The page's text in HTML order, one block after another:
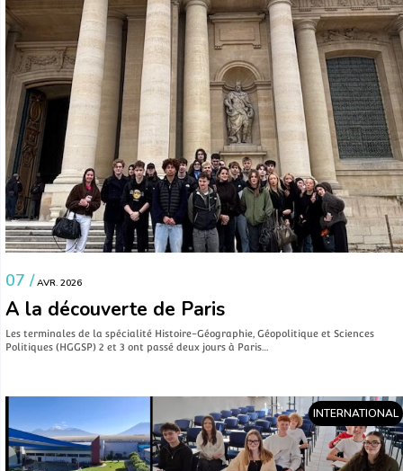
07 / AVR. 2026
A la découverte de Paris
Les terminales de la spécialité Histoire-Géographie, Géopolitique et Sciences
Politiques (HGGSP) 2 et 3 ont passé deux jours à Paris…
INTERNATIONAL